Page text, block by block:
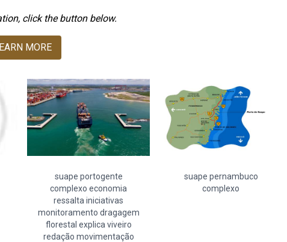
click the button below.
MORE
suape portogente
complexo economia
ressalta iniciativas
monitoramento dragagem
florestal explica viveiro
redação movimentação
suape pernambuco
complexo